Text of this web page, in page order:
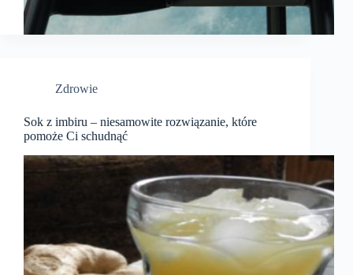
Zdrowie
Sok z imbiru – niesamowite rozwiązanie, które
pomoże Ci schudnąć